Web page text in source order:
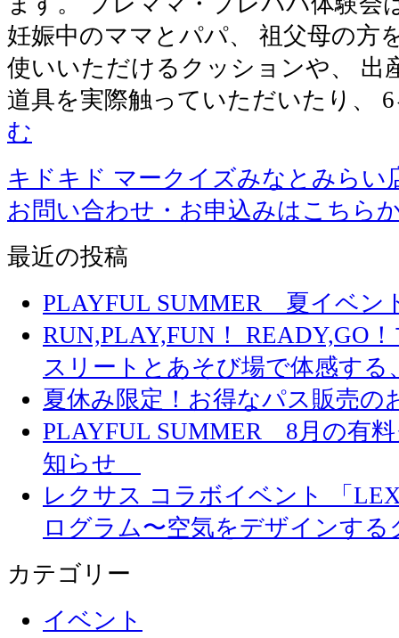
妊娠中のママとパパ、 祖父母の方
使いいただけるクッションや、 出
道具を実際触っていただいたり、
む
キドキド マークイズみなとみらい
お問い合わせ・お申込みはこちら
最近の投稿
PLAYFUL SUMMER 夏イベ
RUN,PLAY,FUN！ READY,GO
スリートとあそび場で体感する
夏休み限定！お得なパス販売の
PLAYFUL SUMMER 8月の有
知らせ
レクサス コラボイベント 「
ログラム〜空気をデザインす
カテゴリー
イベント